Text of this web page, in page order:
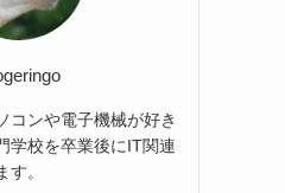
コンや電子機械が好き
学校を卒業後にIT関連
。